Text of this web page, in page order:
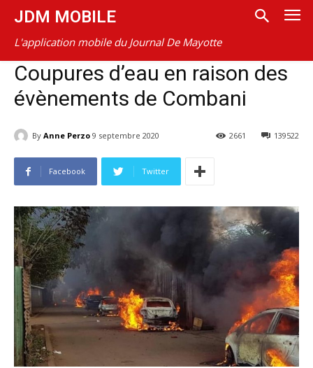
JDM MOBILE
L'application mobile du Journal De Mayotte
Coupures d’eau en raison des
évènements de Combani
By Anne Perzo 9 septembre 2020 139522
2661
Facebook Twitter